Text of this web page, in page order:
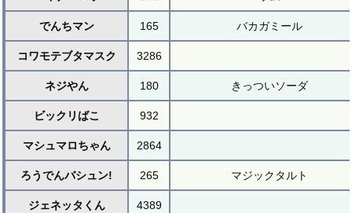
でんちマン 165 バカガミール
コワモテブタマスク 3286
ネジやん 180 きっついソーダ
ビックリばこ 932
マシュマロちゃん 2864
ろうでんバシュン! 265 マジックタルト
ジェネッタくん 4389